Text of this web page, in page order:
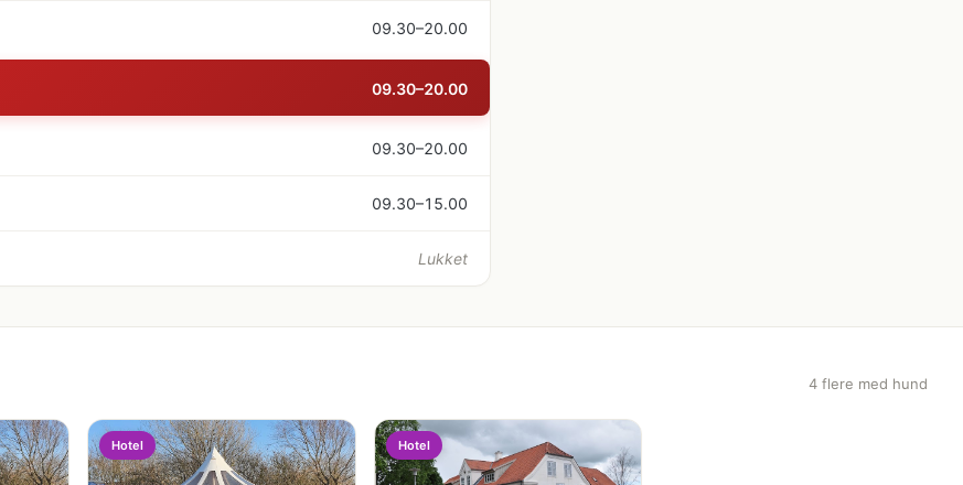
09.30–20.00
09.30–20.00
09.30–20.00
09.30–15.00
Lukket
4 flere med hund
Hotel Hotel